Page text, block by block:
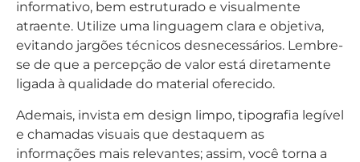
informativo, bem estruturado e visualmente
atraente. Utilize uma linguagem clara e objetiva,
evitando jargões técnicos desnecessários. Lembre-
se de que a percepção de valor está diretamente
ligada à qualidade do material oferecido.
Ademais, invista em design limpo, tipografia legível
e chamadas visuais que destaquem as
informações mais relevantes; assim, você torna a